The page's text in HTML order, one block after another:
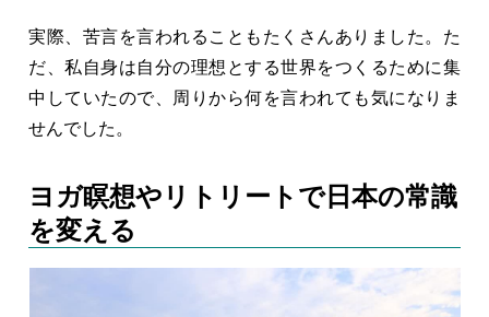
実際、苦言を言われることもたくさんありました。た
だ、私自身は自分の理想とする世界をつくるために集
中していたので、周りから何を言われても気になりま
せんでした。
ヨガ瞑想やリトリートで日本の常識
を変える